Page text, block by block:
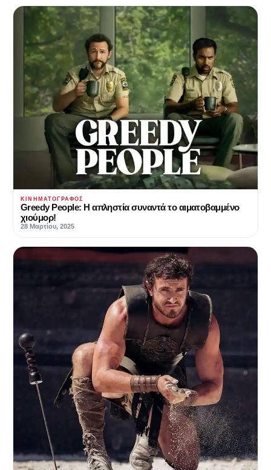
ΚΙΝΗΜΑΤΟΓΡΆΦΟΣ
Greedy People: H απληστία συναντά το αιματοβαμμένο
χιούμορ!
28 Μαρτίου, 2025